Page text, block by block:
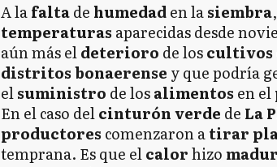
A lafaltade humedaden lasiembra
temperaturas aparecidas desde
aún más eldeterioro de loscultivos
distritos bonaerense y que podría
elsuministro de losalimentos en el
En el caso delcinturón verde de La
productores comenzaron atirar
temprana. Es que elcalorhizo